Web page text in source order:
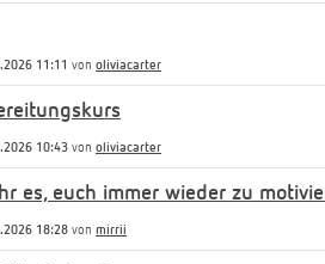
11:11 von oliviacarter
10:43 von oliviacarter
es, euch immer wieder zu
18:28 von mirrii